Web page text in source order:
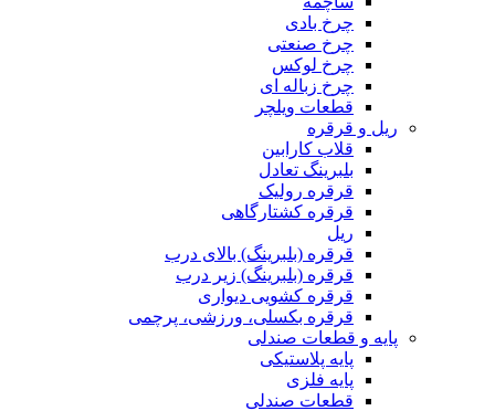
چرخ بادی
چرخ صنعتی
چرخ لوکس
چرخ زباله ای
قطعات ویلچر
ریل و قرقره
قلاب کارابین
بلبرینگ تعادل
قرقره رولیک
قرقره کشتارگاهی
ریل
قرقره (بلبرینگ) بالای درب
قرقره (بلبرینگ) زیر درب
قرقره کشویی دیواری
قرقره بکسلی، ورزشی، پرچمی
پایه و قطعات صندلی
پایه پلاستیکی
پایه فلزی
قطعات صندلی